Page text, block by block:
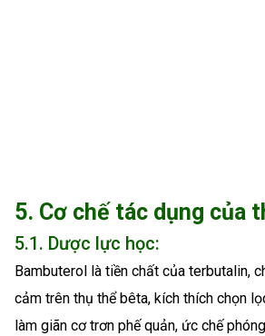
5. Cơ chế tác dụng của
5.1. Dược lực học:
Bambuterol là tiền chất của terbutalin,
cảm trên thụ thể bêta, kích thích chọn
làm giãn cơ trơn phế quản, ức chế